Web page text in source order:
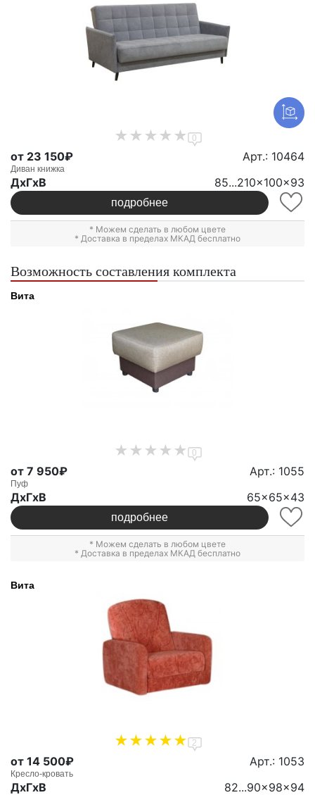
0
от 23 150₽ Арт.: 10464
Диван книжка
ДxГxВ 85...210x100x93
подробнее
* Можем сделать в любом цвете
* Доставка в пределах МКАД бесплатно
Возможность составления комплекта
Вита
0
от 7 950₽ Арт.: 1055
Пуф
ДxГxВ 65x65x43
подробнее
* Можем сделать в любом цвете
* Доставка в пределах МКАД бесплатно
Вита
2
от 14 500₽ Арт.: 1053
Кресло-кровать
ДxГxВ 82...90x98x94